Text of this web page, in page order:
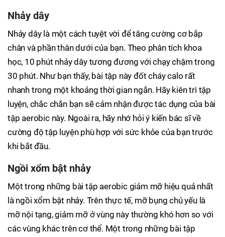
Nhảy dây
Nhảy dây là một cách tuyệt vời để tăng cường cơ bắp
chân và phần thân dưới của bạn. Theo phân tích khoa
học, 10 phút nhảy dây tương đương với chạy chậm trong
30 phút. Như bạn thấy, bài tập này đốt cháy calo rất
nhanh trong một khoảng thời gian ngắn. Hãy kiên trì tập
luyện, chắc chắn bạn sẽ cảm nhận được tác dụng của bài
tập aerobic này. Ngoài ra, hãy nhớ hỏi ý kiến ​​bác sĩ về
cường độ tập luyện phù hợp với sức khỏe của bạn trước
khi bắt đầu.
Ngồi xổm bật nhảy
Một trong những bài tập aerobic giảm mỡ hiệu quả nhất
là ngồi xổm bật nhảy. Trên thực tế, mỡ bụng chủ yếu là
mỡ nội tạng, giảm mỡ ở vùng này thường khó hơn so với
các vùng khác trên cơ thể. Một trong những bài tập